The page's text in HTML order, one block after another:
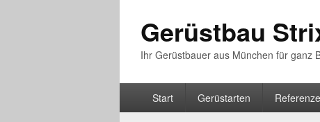
Gerüstbau
Ihr Gerüstbauer aus München für ganz
Start Gerüstarten